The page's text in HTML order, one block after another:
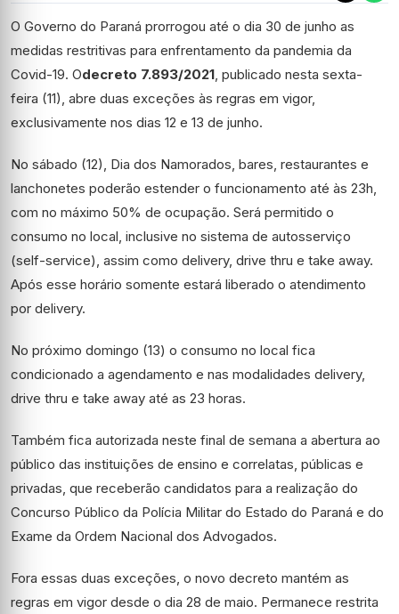
O Governo do Paraná prorrogou até o dia 30 de junho as
medidas restritivas para enfrentamento da pandemia da
Covid-19. Odecreto 7.893/2021, publicado nesta sexta-
feira (11), abre duas exceções às regras em vigor,
exclusivamente nos dias 12 e 13 de junho.
No sábado (12), Dia dos Namorados, bares, restaurantes e
lanchonetes poderão estender o funcionamento até às 23h,
com no máximo 50% de ocupação. Será permitido o
consumo no local, inclusive no sistema de autosserviço
(self-service), assim como delivery, drive thru e take away.
Após esse horário somente estará liberado o atendimento
por delivery.
No próximo domingo (13) o consumo no local fica
condicionado a agendamento e nas modalidades delivery,
drive thru e take away até as 23 horas.
Também fica autorizada neste final de semana a abertura ao
público das instituições de ensino e correlatas, públicas e
privadas, que receberão candidatos para a realização do
Concurso Público da Polícia Militar do Estado do Paraná e do
Exame da Ordem Nacional dos Advogados.
Fora essas duas exceções, o novo decreto mantém as
regras em vigor desde o dia 28 de maio. Permanece restrita